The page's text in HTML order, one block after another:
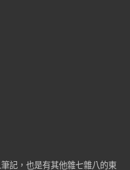
記，也是有其他雜七雜八的東